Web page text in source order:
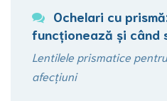
Ochelari cu
funcționează şi când
Lentilele prismatice
afecțiuni